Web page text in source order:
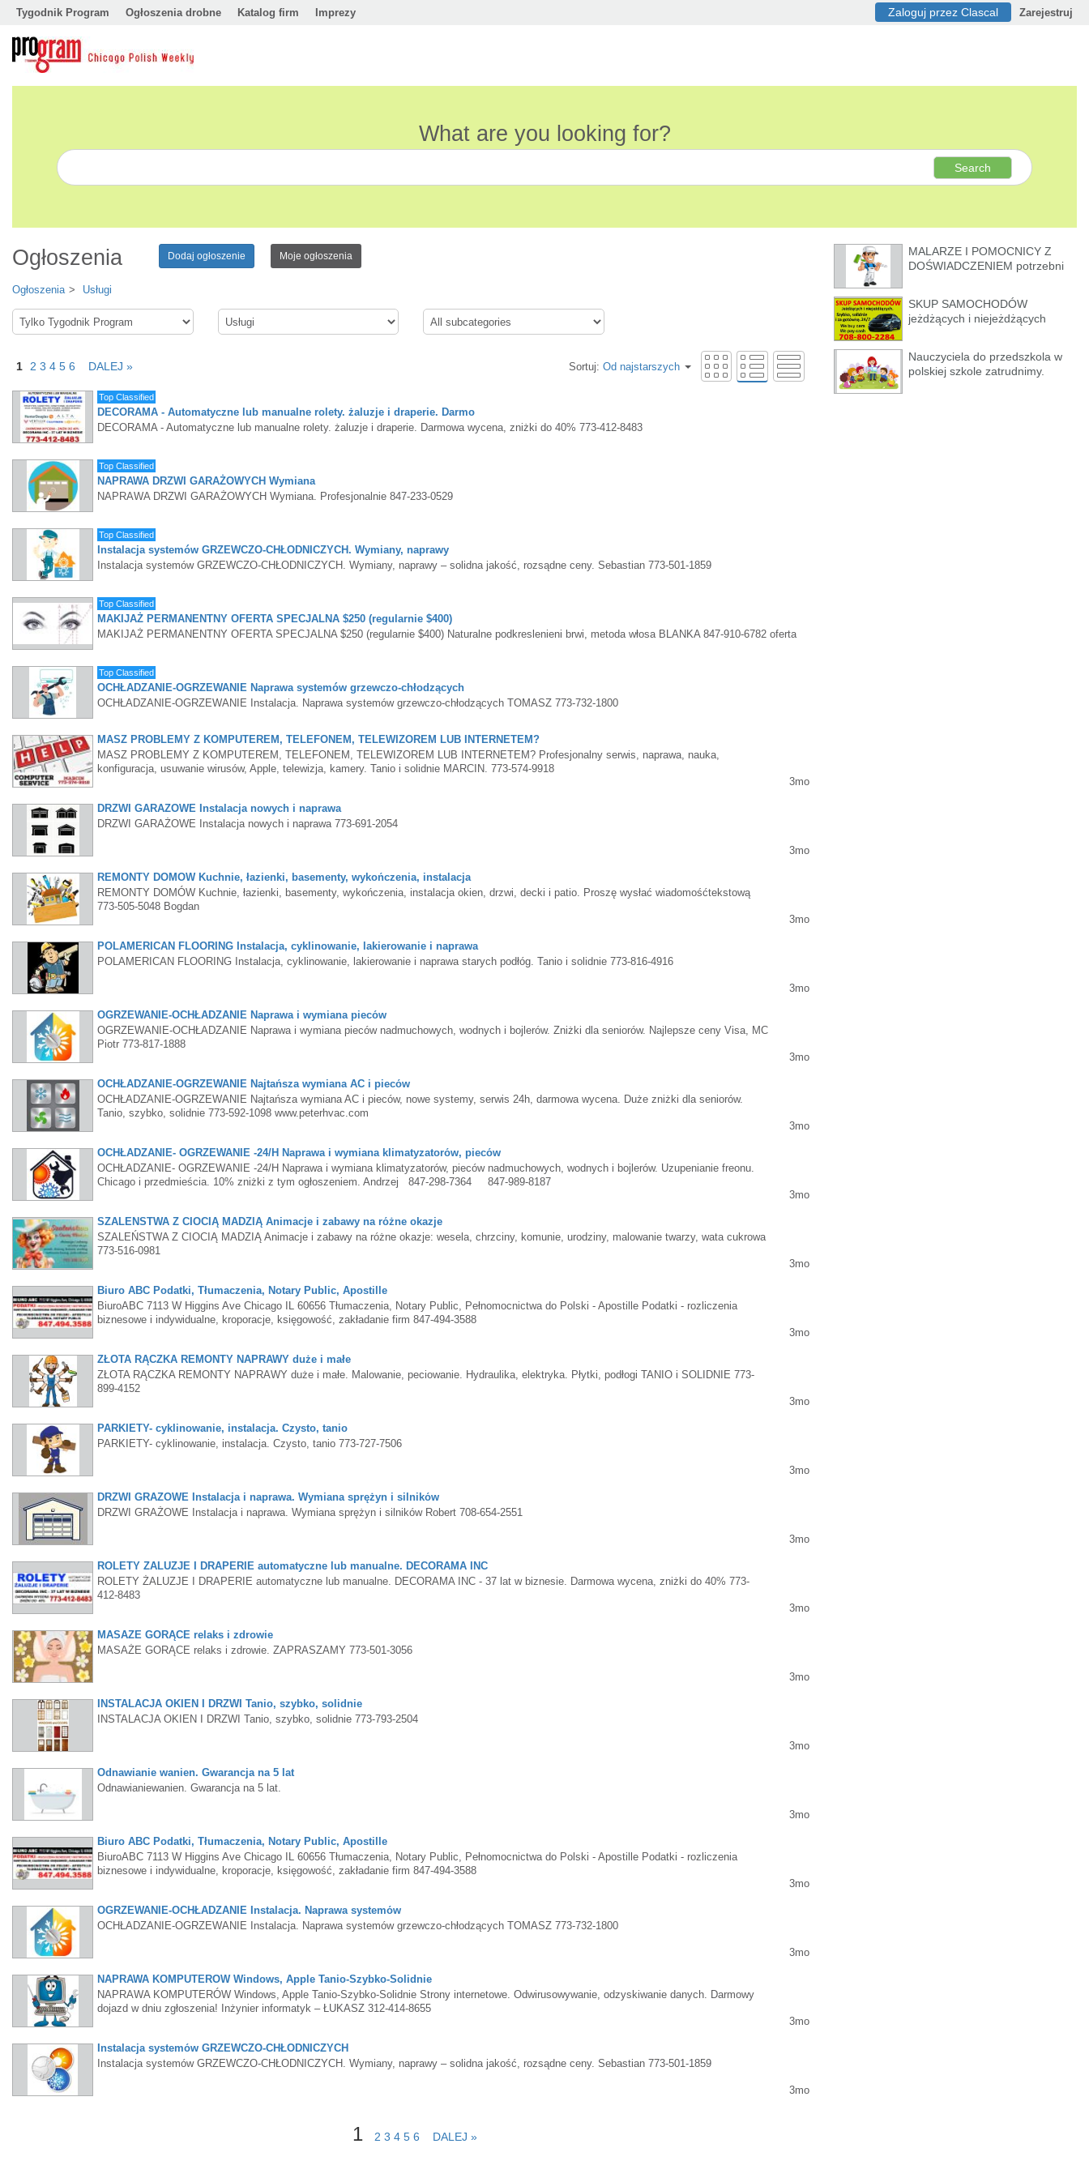
Tygodnik Program Ogłoszenia drobne Katalog firm Imprezy Zaloguj przez Clascal Zarejestruj
What are you looking for?
Search
MALARZE I POMOCNICY Z
DOŚWIADCZENIEM potrzebni
SKUP SAMOCHODÓW
jeżdżących i niejeżdżących
Nauczyciela do przedszkola w
polskiej szkole zatrudnimy.
Ogłoszenia Dodaj ogłoszenie Moje ogłoszenia
Ogłoszenia Usługi
1 2 3 4 5 6 DALEJ » Sortuj: Od najstarszych
Top Classified
DECORAMA - Automatyczne lub manualne rolety. żaluzje i draperie. Darmo
DECORAMA - Automatyczne lub manualne rolety. żaluzje i draperie. Darmowa wycena, zniżki do 40% 773-412-8483
Top Classified
NAPRAWA DRZWI GARAŻOWYCH Wymiana
NAPRAWA DRZWI GARAŻOWYCH Wymiana. Profesjonalnie 847-233-0529
Top Classified
Instalacja systemów GRZEWCZO-CHŁODNICZYCH. Wymiany, naprawy
Instalacja systemów GRZEWCZO-CHŁODNICZYCH. Wymiany, naprawy – solidna jakość, rozsądne ceny. Sebastian 773-501-1859
Top Classified
MAKIJAŻ PERMANENTNY OFERTA SPECJALNA $250 (regularnie $400)
MAKIJAŻ PERMANENTNY OFERTA SPECJALNA $250 (regularnie $400) Naturalne podkreslenieni brwi, metoda włosa BLANKA 847-910-6782 oferta
Top Classified
OCHŁADZANIE-OGRZEWANIE Naprawa systemów grzewczo-chłodzących
OCHŁADZANIE-OGRZEWANIE Instalacja. Naprawa systemów grzewczo-chłodzących TOMASZ 773-732-1800
MASZ PROBLEMY Z KOMPUTEREM, TELEFONEM, TELEWIZOREM LUB INTERNETEM?
MASZ PROBLEMY Z KOMPUTEREM, TELEFONEM, TELEWIZOREM LUB INTERNETEM? Profesjonalny serwis, naprawa, nauka,
konfiguracja, usuwanie wirusów, Apple, telewizja, kamery. Tanio i solidnie MARCIN. 773-574-9918
3mo
DRZWI GARAŻOWE Instalacja nowych i naprawa
DRZWI GARAŻOWE Instalacja nowych i naprawa 773-691-2054
3mo
REMONTY DOMÓW Kuchnie, łazienki, basementy, wykończenia, instalacja
REMONTY DOMÓW Kuchnie, łazienki, basementy, wykończenia, instalacja okien, drzwi, decki i patio. Proszę wysłać wiadomośćtekstową
773-505-5048 Bogdan
3mo
POLAMERICAN FLOORING Instalacja, cyklinowanie, lakierowanie i naprawa
POLAMERICAN FLOORING Instalacja, cyklinowanie, lakierowanie i naprawa starych podłóg. Tanio i solidnie 773-816-4916
3mo
OGRZEWANIE-OCHŁADZANIE Naprawa i wymiana pieców
OGRZEWANIE-OCHŁADZANIE Naprawa i wymiana pieców nadmuchowych, wodnych i bojlerów. Zniżki dla seniorów. Najlepsze ceny Visa, MC
Piotr 773-817-1888
3mo
OCHŁADZANIE-OGRZEWANIE Najtańsza wymiana AC i pieców
OCHŁADZANIE-OGRZEWANIE Najtańsza wymiana AC i pieców, nowe systemy, serwis 24h, darmowa wycena. Duże zniżki dla seniorów.
Tanio, szybko, solidnie 773-592-1098 www.peterhvac.com
3mo
OCHŁADZANIE- OGRZEWANIE -24/H Naprawa i wymiana klimatyzatorów, pieców
OCHŁADZANIE- OGRZEWANIE -24/H Naprawa i wymiana klimatyzatorów, pieców nadmuchowych, wodnych i bojlerów. Uzupenianie freonu.
Chicago i przedmieścia. 10% zniżki z tym ogłoszeniem. Andrzej 847-298-7364 847-989-8187
3mo
SZALEŃSTWA Z CIOCIĄ MADZIĄ Animacje i zabawy na różne okazje
SZALEŃSTWA Z CIOCIĄ MADZIĄ Animacje i zabawy na różne okazje: wesela, chrzciny, komunie, urodziny, malowanie twarzy, wata cukrowa
773-516-0981
3mo
Biuro ABC Podatki, Tłumaczenia, Notary Public, Apostille
BiuroABC 7113 W Higgins Ave Chicago IL 60656 Tłumaczenia, Notary Public, Pełnomocnictwa do Polski - Apostille Podatki - rozliczenia
biznesowe i indywidualne, kroporacje, księgowość, zakładanie firm 847-494-3588
3mo
ZŁOTA RĄCZKA REMONTY NAPRAWY duże i małe
ZŁOTA RĄCZKA REMONTY NAPRAWY duże i małe. Malowanie, peciowanie. Hydraulika, elektryka. Płytki, podłogi TANIO i SOLIDNIE 773-
899-4152
3mo
PARKIETY- cyklinowanie, instalacja. Czysto, tanio
PARKIETY- cyklinowanie, instalacja. Czysto, tanio 773-727-7506
3mo
DRZWI GRAŻOWE Instalacja i naprawa. Wymiana sprężyn i silników
DRZWI GRAŻOWE Instalacja i naprawa. Wymiana sprężyn i silników Robert 708-654-2551
3mo
ROLETY ŻALUZJE I DRAPERIE automatyczne lub manualne. DECORAMA INC
ROLETY ŻALUZJE I DRAPERIE automatyczne lub manualne. DECORAMA INC - 37 lat w biznesie. Darmowa wycena, zniżki do 40% 773-
412-8483
3mo
MASAŻE GORĄCE relaks i zdrowie
MASAŻE GORĄCE relaks i zdrowie. ZAPRASZAMY 773-501-3056
3mo
INSTALACJA OKIEN I DRZWI Tanio, szybko, solidnie
INSTALACJA OKIEN I DRZWI Tanio, szybko, solidnie 773-793-2504
3mo
Odnawianie wanien. Gwarancja na 5 lat
Odnawianiewanien. Gwarancja na 5 lat.
3mo
Biuro ABC Podatki, Tłumaczenia, Notary Public, Apostille
BiuroABC 7113 W Higgins Ave Chicago IL 60656 Tłumaczenia, Notary Public, Pełnomocnictwa do Polski - Apostille Podatki - rozliczenia
biznesowe i indywidualne, kroporacje, księgowość, zakładanie firm 847-494-3588
3mo
OGRZEWANIE-OCHŁADZANIE Instalacja. Naprawa systemów
OCHŁADZANIE-OGRZEWANIE Instalacja. Naprawa systemów grzewczo-chłodzących TOMASZ 773-732-1800
3mo
NAPRAWA KOMPUTERÓW Windows, Apple Tanio-Szybko-Solidnie
NAPRAWA KOMPUTERÓW Windows, Apple Tanio-Szybko-Solidnie Strony internetowe. Odwirusowywanie, odzyskiwanie danych. Darmowy
dojazd w dniu zgłoszenia! Inżynier informatyk – ŁUKASZ 312-414-8655
3mo
Instalacja systemów GRZEWCZO-CHŁODNICZYCH
Instalacja systemów GRZEWCZO-CHŁODNICZYCH. Wymiany, naprawy – solidna jakość, rozsądne ceny. Sebastian 773-501-1859
3mo
1 2 3 4 5 6 DALEJ »